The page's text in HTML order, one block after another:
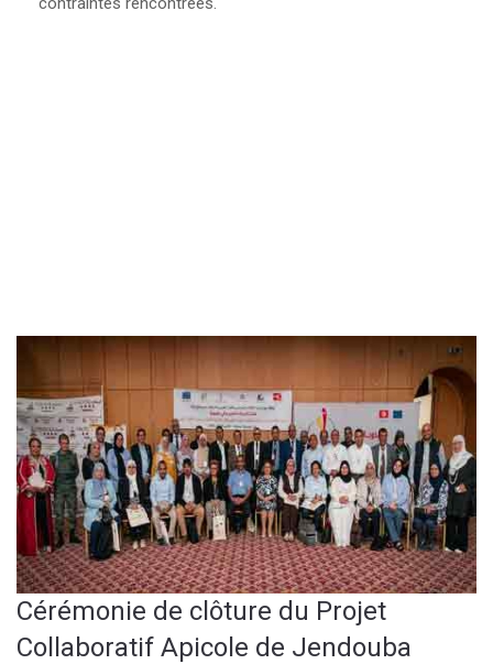
Cérémonie de clôture du Projet
Collaboratif Apicole de Jendouba